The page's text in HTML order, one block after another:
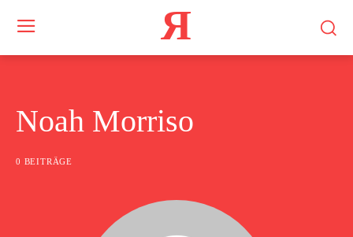
Я
Noah Morriso
0 BEITRÄGE